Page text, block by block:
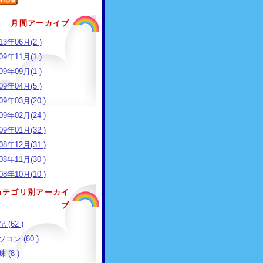
月間アーカイブ
年06月(2 )
年11月(1 )
年09月(1 )
年04月(5 )
年03月(20 )
年02月(24 )
年01月(32 )
年12月(31 )
年11月(30 )
年10月(10 )
テゴリ別アーカイ
ブ
(62 )
コン (60 )
(8 )